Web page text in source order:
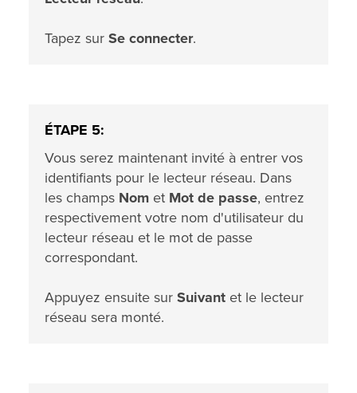
Tapez sur Se connecter.
ÉTAPE 5:
Vous serez maintenant invité à entrer vos
identifiants pour le lecteur réseau. Dans
les champs Nom et Mot de passe, entrez
respectivement votre nom d'utilisateur du
lecteur réseau et le mot de passe
correspondant.
Appuyez ensuite sur Suivant et le lecteur
réseau sera monté.